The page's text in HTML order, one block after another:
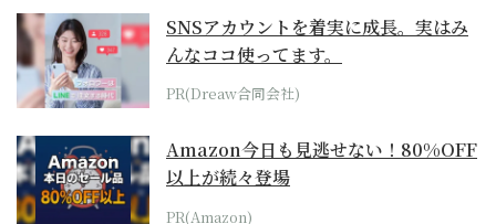
SNSアカウントを着実に成長。実はみ
んなココ使ってます。
PR(Dreaw合同会社)
Amazon今日も見逃せない！80%OFF
以上が続々登場
PR(Amazon)